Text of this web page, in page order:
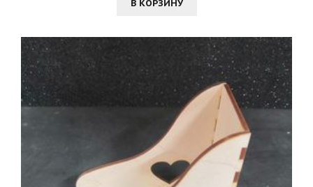
В КОРЗИНУ